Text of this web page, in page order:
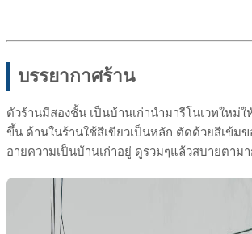
บรรยากาศร้าน
ตัวร้านมีสองชั้น เป็นบ้านเก่านำมารีโนเวทใหม่
ขึ้น ด้านในร้านใช้สีเขียวเป็นหลัก ตัดด้วยสีเข้ม
อายความเป็นบ้านเก่าอยู่ ดูรวมๆแล้วสบายตาม